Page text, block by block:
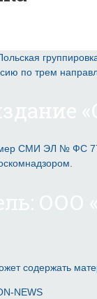
по трем
СМИ ЭЛ № ФС
содержать
NEWS